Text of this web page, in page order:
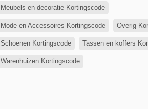
Meubels en decoratie Kortingscode
Mode en Accessoires Kortingscode Overig
Schoenen Kortingscode Tassen en koffers
Warenhuizen Kortingscode